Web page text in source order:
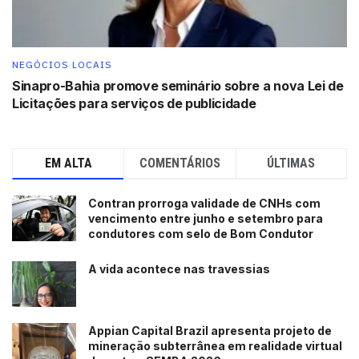
A Suzano está presente em mais de 200 municípios
brasileiros por meio de suas operações, que incluem
unidades industriais, escritórios administrativos, unidades
Com 100 anos de história completados em 2024, a
Suzano é uma empresa brasileira, cuja atuação está
pautada na produção de celulose e outros materiais de
origem renovável a partir de árvores plantadas. Esse
material de origem renovável gera produtos que fazem
parte do dia a dia de mais de 2 bilhões de pessoas no
mundo, entre eles papéis para imprimir e escrever,
canudos e copos de papel, embalagens de papel,
absorventes higiênicos e papel higiênico, entre outros.
NEGÓCIOS LOCAIS
Sinapro-Bahia promove seminário sobre a nova Lei de
Licitações para serviços de publicidade
EM ALTA COMENTÁRIOS ÚLTIMAS
Contran prorroga validade de CNHs com
vencimento entre junho e setembro para
condutores com selo de Bom Condutor
A vida acontece nas travessias
Appian Capital Brazil apresenta projeto de
mineração subterrânea em realidade virtual